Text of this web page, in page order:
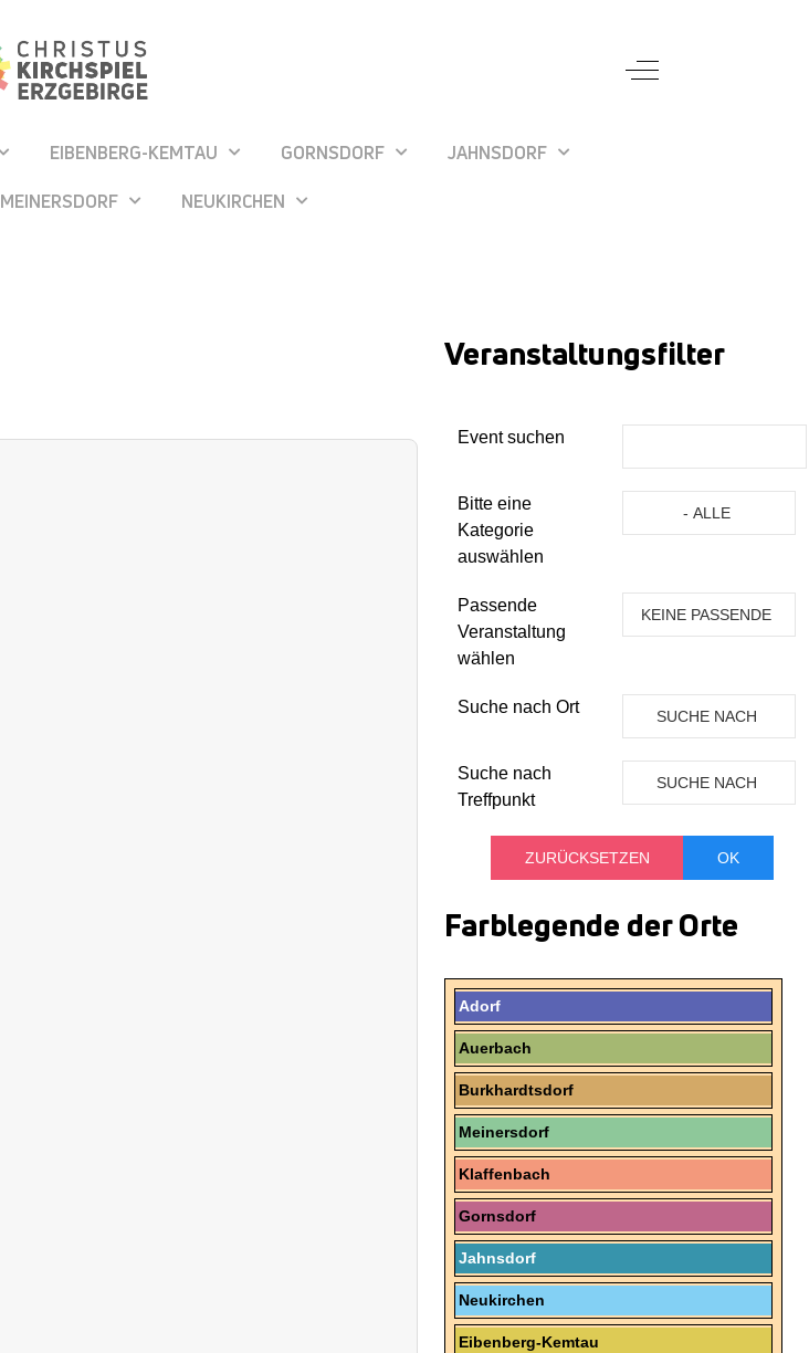
Off-Canvas Toggle
EIBENBERG-KEMTAU GORNSDORF
JAHNSDORF
MEINERSDORF NEUKIRCHEN
Veranstaltungsfilter
Event suchen
Bitte eine
Kategorie
auswählen
- ALLE
Passende
Veranstaltung
wählen
KEINE PASSENDE
Suche nach Ort SUCHE NACH
ORT
Suche nach
Treffpunkt
SUCHE NACH
Farblegende der Orte
Adorf
Auerbach
Burkhardtsdorf
Meinersdorf
Klaffenbach
Gornsdorf
Jahnsdorf
Neukirchen
Eibenberg-Kemtau